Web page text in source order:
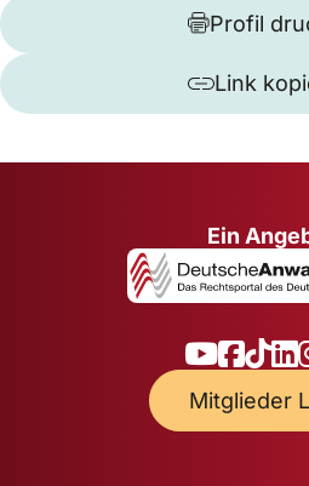
Profil
Link
Ein
Mitglieder